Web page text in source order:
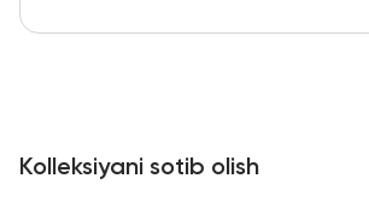
Kolleksiyani sotib olish